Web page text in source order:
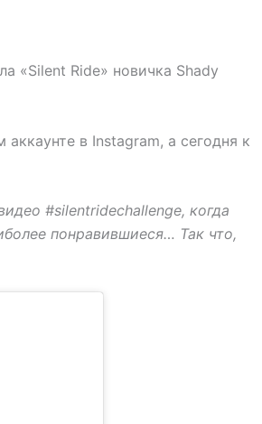
«Silent Ride» новичка Shady
в Instagram, а сегодня к
#silentridechallenge, когда
понравившиеся… Так что,